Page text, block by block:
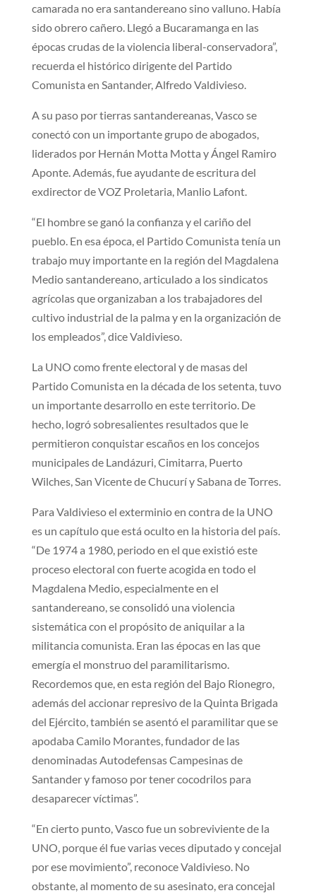
camarada no era santandereano sino valluno. Había
sido obrero cañero. Llegó a Bucaramanga en las
épocas crudas de la violencia liberal-conservadora”,
recuerda el histórico dirigente del Partido
Comunista en Santander, Alfredo Valdivieso.
A su paso por tierras santandereanas, Vasco se
conectó con un importante grupo de abogados,
liderados por Hernán Motta Motta y Ángel Ramiro
Aponte. Además, fue ayudante de escritura del
exdirector de VOZ Proletaria, Manlio Lafont.
“El hombre se ganó la confianza y el cariño del
pueblo. En esa época, el Partido Comunista tenía un
trabajo muy importante en la región del Magdalena
Medio santandereano, articulado a los sindicatos
agrícolas que organizaban a los trabajadores del
cultivo industrial de la palma y en la organización de
los empleados”, dice Valdivieso.
La UNO como frente electoral y de masas del
Partido Comunista en la década de los setenta, tuvo
un importante desarrollo en este territorio. De
hecho, logró sobresalientes resultados que le
permitieron conquistar escaños en los concejos
municipales de Landázuri, Cimitarra, Puerto
Wilches, San Vicente de Chucurí y Sabana de Torres.
Para Valdivieso el exterminio en contra de la UNO
es un capítulo que está oculto en la historia del país.
“De 1974 a 1980, periodo en el que existió este
proceso electoral con fuerte acogida en todo el
Magdalena Medio, especialmente en el
santandereano, se consolidó una violencia
sistemática con el propósito de aniquilar a la
militancia comunista. Eran las épocas en las que
emergía el monstruo del paramilitarismo.
Recordemos que, en esta región del Bajo Rionegro,
además del accionar represivo de la Quinta Brigada
del Ejército, también se asentó el paramilitar que se
apodaba Camilo Morantes, fundador de las
denominadas Autodefensas Campesinas de
Santander y famoso por tener cocodrilos para
desaparecer víctimas”.
“En cierto punto, Vasco fue un sobreviviente de la
UNO, porque él fue varias veces diputado y concejal
por ese movimiento”, reconoce Valdivieso. No
obstante, al momento de su asesinato, era concejal